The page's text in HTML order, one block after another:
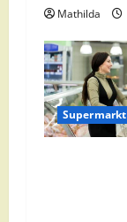
g
a
t
i
Mathilda
Supermarkt